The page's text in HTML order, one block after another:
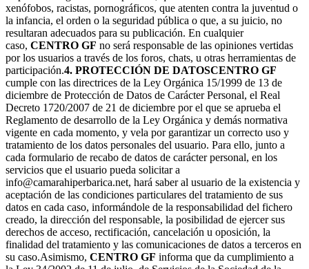
xenófobos, racistas, pornográficos, que atenten contra la juventud o
la infancia, el orden o la seguridad pública o que, a su juicio, no
resultaran adecuados para su publicación. En cualquier
caso, CENTRO GF no será responsable de las opiniones vertidas
por los usuarios a través de los foros, chats, u otras herramientas de
participación.4. PROTECCIÓN DE DATOSCENTRO GF
cumple con las directrices de la Ley Orgánica 15/1999 de 13 de
diciembre de Protección de Datos de Carácter Personal, el Real
Decreto 1720/2007 de 21 de diciembre por el que se aprueba el
Reglamento de desarrollo de la Ley Orgánica y demás normativa
vigente en cada momento, y vela por garantizar un correcto uso y
tratamiento de los datos personales del usuario. Para ello, junto a
cada formulario de recabo de datos de carácter personal, en los
servicios que el usuario pueda solicitar a
info@camarahiperbarica.net, hará saber al usuario de la existencia y
aceptación de las condiciones particulares del tratamiento de sus
datos en cada caso, informándole de la responsabilidad del fichero
creado, la dirección del responsable, la posibilidad de ejercer sus
derechos de acceso, rectificación, cancelación u oposición, la
finalidad del tratamiento y las comunicaciones de datos a terceros en
su caso.Asimismo, CENTRO GF informa que da cumplimiento a